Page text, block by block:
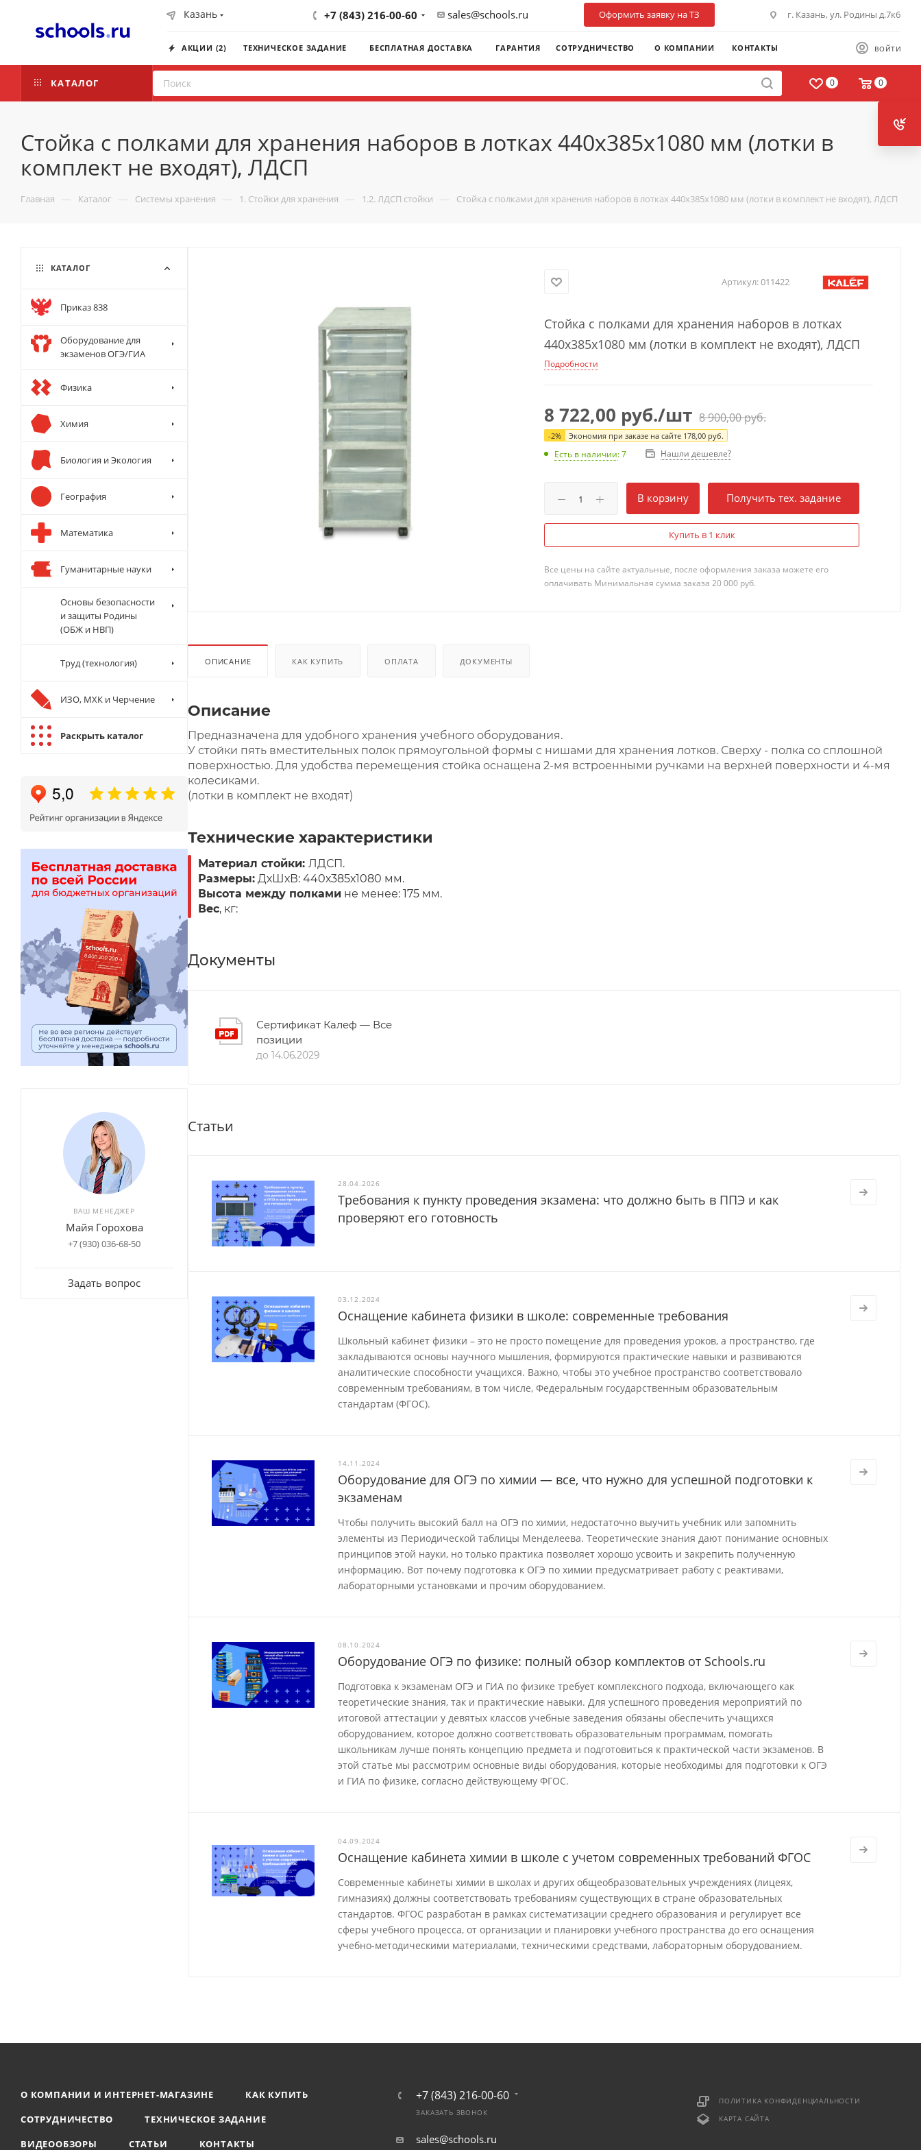
Казань +7 (843) 216-00-60 sales@schools.ru Оформить заявку на ТЗ г. Казань, ул. Родины д.7к6
ВОЙТИ
АКЦИИ (2) ТЕХНИЧЕСКОЕ ЗАДАНИЕ БЕСПЛАТНАЯ ДОСТАВКА ГАРАНТИЯ СОТРУДНИЧЕСТВО О КОМПАНИИ КОНТАКТЫ
0 0
КАТАЛОГ
Стойка с полками для хранения наборов в лотках 440х385х1080 мм (лотки в
комплект не входят), ЛДСП
Главная — Каталог — Системы хранения — 1. Стойки для хранения — 1.2. ЛДСП стойки — Стойка с полками для хранения наборов в лотках 440х385х1080 мм (лотки в комплект не входят), ЛДСП
Артикул:011422
Стойка с полками для хранения наборов в лотках
440х385х1080 мм (лотки в комплект не входят), ЛДСП
Подробности
8 722,00 руб./шт 8 900,00руб.
-2% Экономия при заказе на сайте 178,00 руб.
Есть в наличии: 7 Нашли дешевле?
В корзину Получить тех. задание
Купить в 1 клик
Все цены на сайте актуальные, после оформления заказа можете его
оплачивать Минимальная сумма заказа 20 000 руб.
ОПИСАНИЕ КАК КУПИТЬ ОПЛАТА ДОКУМЕНТЫ
Описание
Предназначена для удобного хранения учебного оборудования.
У стойки пять вместительных полок прямоугольной формы с нишами для хранения лотков. Сверху - полка со сплошной
поверхностью. Для удобства перемещения стойка оснащена 2-мя встроенными ручками на верхней поверхности и 4-мя
колесиками.
(лотки в комплект не входят)
Технические характеристики
Материал стойки: ЛДСП.
Размеры: ДхШхВ: 440х385х1080 мм.
Высота между полками не менее: 175 мм.
Вес, кг:
Документы
Сертификат Калеф — Все
позиции
до 14.06.2029
Статьи
28.04.2026
Требования к пункту проведения экзамена: что должно быть в ППЭ и как
проверяют его готовность
03.12.2024
Оснащение кабинета физики в школе: современные требования
Школьный кабинет физики – это не просто помещение для проведения уроков, а пространство, где
закладываются основы научного мышления, формируются практические навыки и развиваются
аналитические способности учащихся. Важно, чтобы это учебное пространство соответствовало
современным требованиям, в том числе, Федеральным государственным образовательным
стандартам (ФГОС).
14.11.2024
Оборудование для ОГЭ по химии — все, что нужно для успешной подготовки к
экзаменам
Чтобы получить высокий балл на ОГЭ по химии, недостаточно выучить учебник или запомнить
элементы из Периодической таблицы Менделеева. Теоретические знания дают понимание основных
принципов этой науки, но только практика позволяет хорошо усвоить и закрепить полученную
информацию. Вот почему подготовка к ОГЭ по химии предусматривает работу с реактивами,
лабораторными установками и прочим оборудованием.
08.10.2024
Оборудование ОГЭ по физике: полный обзор комплектов от Schools.ru
Подготовка к экзаменам ОГЭ и ГИА по физике требует комплексного подхода, включающего как
теоретические знания, так и практические навыки. Для успешного проведения мероприятий по
итоговой аттестации у девятых классов учебные заведения обязаны обеспечить учащихся
оборудованием, которое должно соответствовать образовательным программам, помогать
школьникам лучше понять концепцию предмета и подготовиться к практической части экзаменов. В
этой статье мы рассмотрим основные виды оборудования, которые необходимы для подготовки к ОГЭ
и ГИА по физике, согласно действующему ФГОС.
04.09.2024
Оснащение кабинета химии в школе с учетом современных требований ФГОС
Современные кабинеты химии в школах и других общеобразовательных учреждениях (лицеях,
гимназиях) должны соответствовать требованиям существующих в стране образовательных
стандартов. ФГОС разработан в рамках систематизации среднего образования и регулирует все
сферы учебного процесса, от организации и планировки учебного пространства до его оснащения
учебно-методическими материалами, техническими средствами, лабораторным оборудованием.
КАТАЛОГ
Приказ 838
Оборудование для
экзаменов ОГЭ/ГИА
Физика
Химия
Биология и Экология
География
Математика
Гуманитарные науки
Основы безопасности
и защиты Родины
(ОБЖ и НВП)
Труд (технология)
ИЗО, МХК и Черчение
Раскрыть каталог
ВАШ МЕНЕДЖЕР
Майя Горохова
+7 (930) 036-68-50
Задать вопрос
О КОМПАНИИ И ИНТЕРНЕТ-МАГАЗИНЕ
КАК КУПИТЬ
СОТРУДНИЧЕСТВО
ТЕХНИЧЕСКОЕ ЗАДАНИЕ
ВИДЕООБЗОРЫ
СТАТЬИ КОНТАКТЫ
+7 (843) 216-00-60
ЗАКАЗАТЬ ЗВОНОК
sales@schools.ru
ПОЛИТИКА КОНФИДЕНЦИАЛЬНОСТИ
КАРТА САЙТА